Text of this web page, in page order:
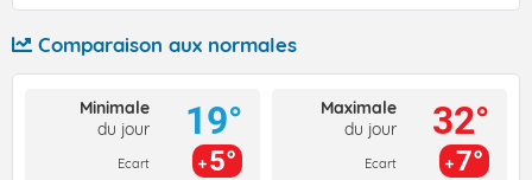
Comparaison aux normales
Minimale
du jour
Ecart
19°
5°
Maximale
du jour
Ecart
32°
7°